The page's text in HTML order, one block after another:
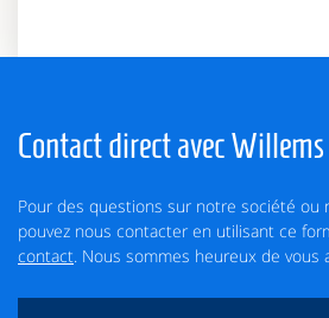
Contact direct avec Willems
Pour des questions sur notre société ou
pouvez nous contacter en utilisant ce
contact. Nous sommes heureux de vous